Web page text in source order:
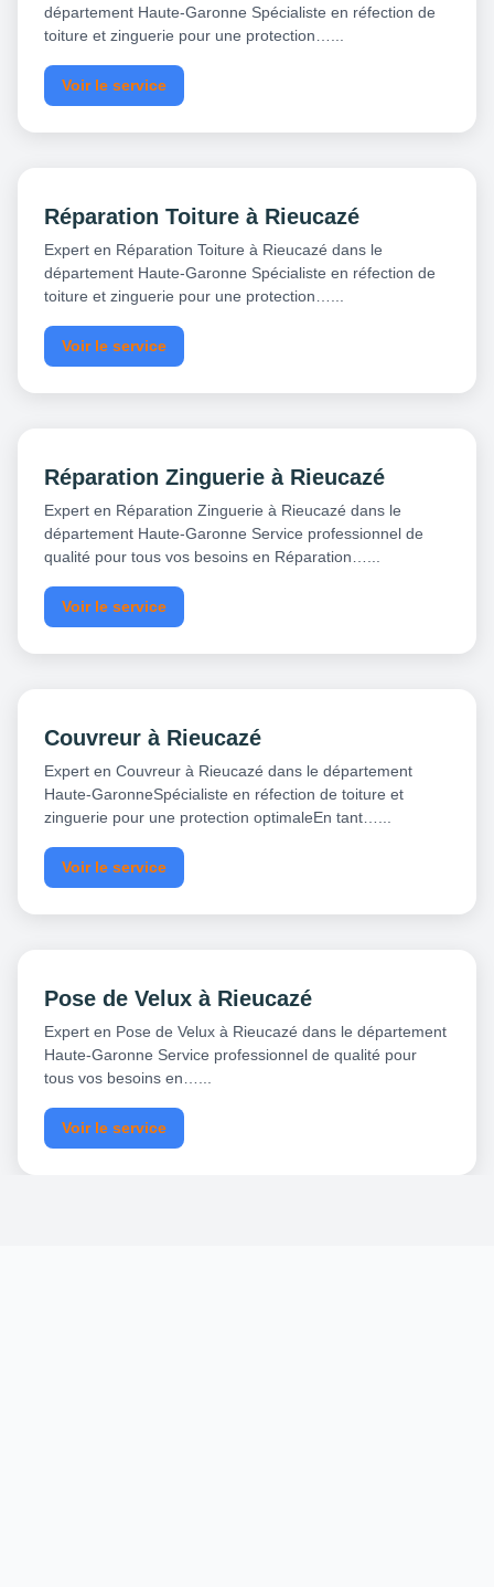
département Haute-Garonne Spécialiste en réfection de
toiture et zinguerie pour une protection…...
Voir le service
Réparation Toiture à Rieucazé
Expert en Réparation Toiture à Rieucazé dans le
département Haute-Garonne Spécialiste en réfection de
toiture et zinguerie pour une protection…...
Voir le service
Réparation Zinguerie à Rieucazé
Expert en Réparation Zinguerie à Rieucazé dans le
département Haute-Garonne Service professionnel de
qualité pour tous vos besoins en Réparation…...
Voir le service
Couvreur à Rieucazé
Expert en Couvreur à Rieucazé dans le département
Haute-GaronneSpécialiste en réfection de toiture et
zinguerie pour une protection optimaleEn tant…...
Voir le service
Pose de Velux à Rieucazé
Expert en Pose de Velux à Rieucazé dans le département
Haute-Garonne Service professionnel de qualité pour
tous vos besoins en…...
Voir le service